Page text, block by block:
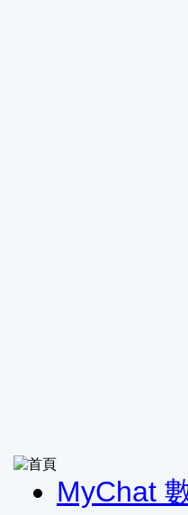
MyChat